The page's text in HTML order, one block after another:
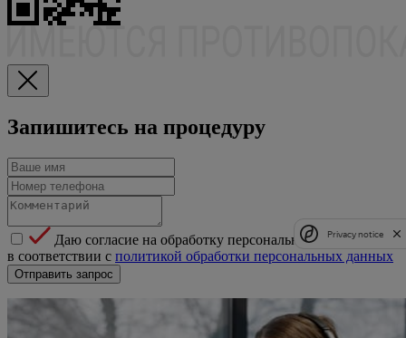
Запишитесь на процедуру
Даю согласие на обработку персональных данных
в соответствии с политикой обработки персональных данных
Отправить запрос
Privacy notice